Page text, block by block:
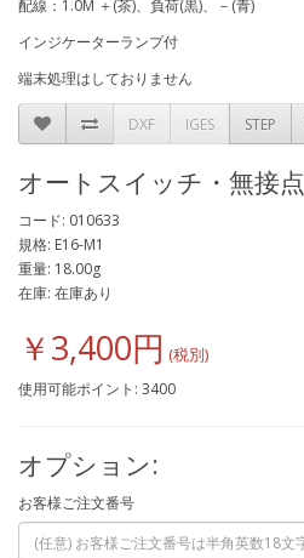
配線：1.0M ＋(茶)、負荷(黒)、－(青)
インジケーターランプ付
端末処理はしておりません
DXF IGES STEP
オートスイッチ・無接点
コード: 010633
規格: E16-M1
重量: 18.00g
在庫: 在庫あり
￥3,400円
使用可能ポイント: 3400
オプション:
お客様ご注文番号